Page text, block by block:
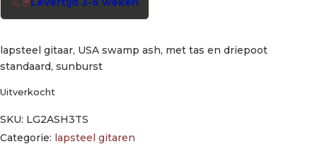
lapsteel gitaar, USA swamp ash, met tas en driepoot
standaard, sunburst
Uitverkocht
SKU: LG2ASH3TS
Categorie: lapsteel gitaren